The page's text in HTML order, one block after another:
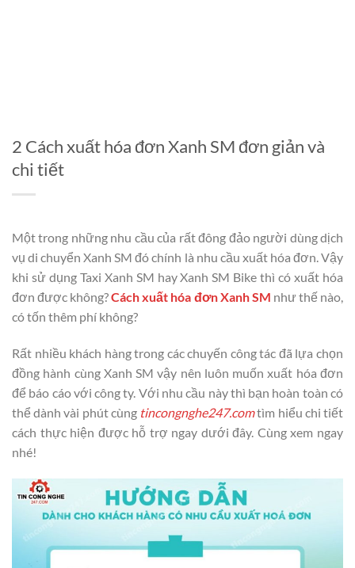
2 Cách xuất hóa đơn Xanh SM đơn giản và
chi tiết
Một trong những nhu cầu của rất đông đảo người dùng dịch
vụ di chuyển Xanh SM đó chính là nhu cầu xuất hóa đơn. Vậy
khi sử dụng Taxi Xanh SM hay Xanh SM Bike thì có xuất hóa
đơn được không?Cách xuất hóa đơn Xanh SM như thế nào,
có tốn thêm phí không?
Rất nhiều khách hàng trong các chuyến công tác đã lựa chọn
đồng hành cùng Xanh SM vậy nên luôn muốn xuất hóa đơn
để báo cáo với công ty. Với nhu cầu này thì bạn hoàn toàn có
thể dành vài phút cùng tincongnghe247.comtìm hiểu chi tiết
cách thực hiện được hỗ trợ ngay dưới đây. Cùng xem ngay
nhé!